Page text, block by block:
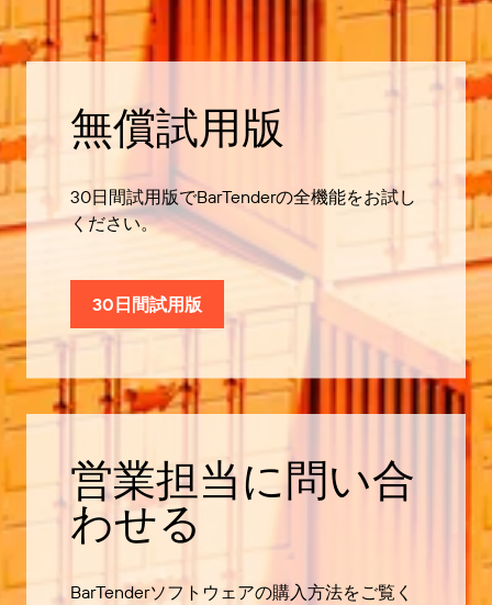
無償試用版
30日間試用版でBarTenderの全機能をお試し
ください。
30日間試用版
営業担当に問い合
わせる
BarTenderソフトウェアの購入方法をご覧く